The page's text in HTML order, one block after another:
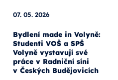
07. 05. 2026
Bydlení made in Volyně:
Studenti VOŠ a SPŠ
Volyně vystavují své
práce v Radniční síni
v Českých Budějovicích